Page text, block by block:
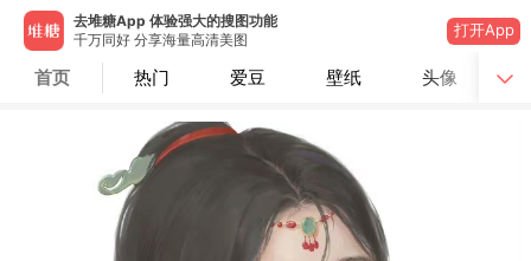
去堆糖App 体验强大的搜图功能
千万同好 分享海量高清美图
打开App
首页 热门 爱豆 壁纸 头像